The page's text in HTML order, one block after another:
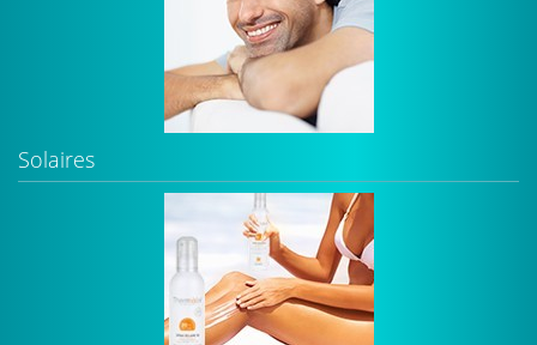
Solaires